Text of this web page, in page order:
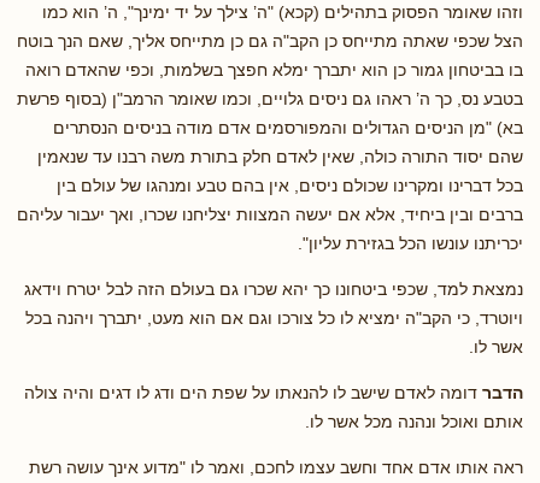
וזהו שאומר הפסוק בתהילים (קכא) "ה’ צילך על יד ימינך", ה’ הוא כמו
הצל שכפי שאתה מתייחס כן הקב"ה גם כן מתייחס אליך, שאם הנך בוטח
בו בביטחון גמור כן הוא יתברך ימלא חפצך בשלמות, וכפי שהאדם רואה
בטבע נס, כך ה’ ראהו גם ניסים גלויים, וכמו שאומר הרמב"ן (בסוף פרשת
בא) "מן הניסים הגדולים והמפורסמים אדם מודה בניסים הנסתרים
שהם יסוד התורה כולה, שאין לאדם חלק בתורת משה רבנו עד שנאמין
בכל דברינו ומקרינו שכולם ניסים, אין בהם טבע ומנהגו של עולם בין
ברבים ובין ביחיד, אלא אם יעשה המצוות יצליחנו שכרו, ואך יעבור עליהם
יכריתנו עונשו הכל בגזירת עליון".
נמצאת למד, שכפי ביטחונו כך יהא שכרו גם בעולם הזה לבל יטרח וידאג
ויוטרד, כי הקב"ה ימציא לו כל צורכו וגם אם הוא מעט, יתברך ויהנה בכל
אשר לו.
הדבר דומה לאדם שישב לו להנאתו על שפת הים ודג לו דגים והיה צולה
אותם ואוכל ונהנה מכל אשר לו.
ראה אותו אדם אחד וחשב עצמו לחכם, ואמר לו "מדוע אינך עושה רשת